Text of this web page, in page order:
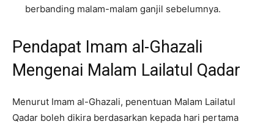
berbanding malam-malam ganjil sebelumnya.
Pendapat Imam al-Ghazali
Mengenai Malam Lailatul Qadar
Menurut Imam al-Ghazali, penentuan Malam Lailatul
Qadar boleh dikira berdasarkan kepada hari pertama